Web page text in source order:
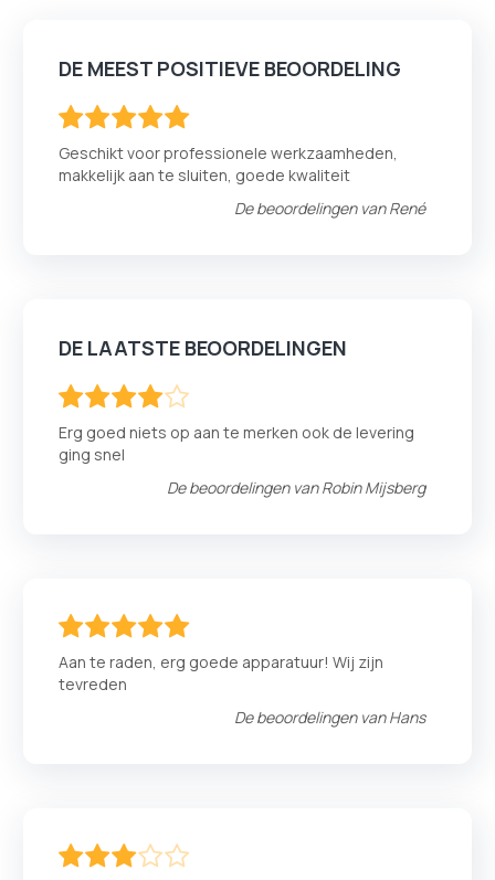
DE MEEST POSITIEVE BEOORDELING
Geschikt voor professionele werkzaamheden,
makkelijk aan te sluiten, goede kwaliteit
De beoordelingen vanRené
DE LAATSTE BEOORDELINGEN
Erg goed niets op aan te merken ook de levering
ging snel
De beoordelingen vanRobin Mijsberg
Aan te raden, erg goede apparatuur! Wij zijn
tevreden
De beoordelingen vanHans